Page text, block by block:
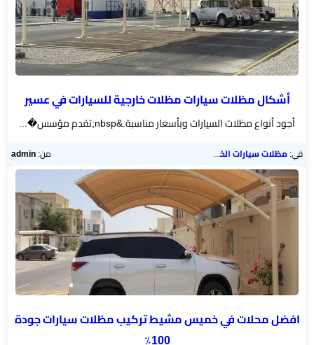
أشكال مظلات سيارات مظلات خارجية للسيارات في عسير
أجود أنواع مظلات السيارات وبأسعار مناسبة.&nbsp;تقدم مؤسس�...
في:مظلات سيارات الخميس من:admin
افضل محلات في خميس مشيط تركيب مظلات سيارات جودة
100٪